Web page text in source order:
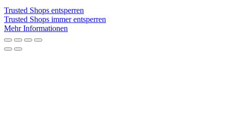
Trusted Shops entsperren
Trusted Shops immer entsperren
Mehr Informationen